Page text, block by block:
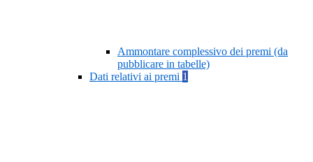
Ammontare complessivo dei premi (da
pubblicare in tabelle)
Dati relativi ai premi 1